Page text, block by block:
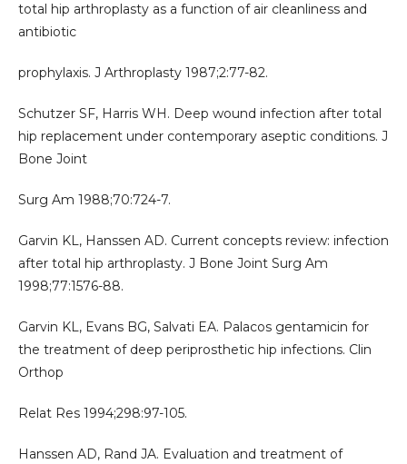
total hip arthroplasty as a function of air cleanliness and
antibiotic
prophylaxis. J Arthroplasty 1987;2:77-82.
Schutzer SF, Harris WH. Deep wound infection after total
hip replacement under contemporary aseptic conditions. J
Bone Joint
Surg Am 1988;70:724-7.
Garvin KL, Hanssen AD. Current concepts review: infection
after total hip arthroplasty. J Bone Joint Surg Am
1998;77:1576-88.
Garvin KL, Evans BG, Salvati EA. Palacos gentamicin for
the treatment of deep periprosthetic hip infections. Clin
Orthop
Relat Res 1994;298:97-105.
Hanssen AD, Rand JA. Evaluation and treatment of